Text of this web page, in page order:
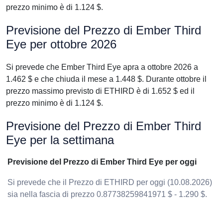
prezzo minimo è di 1.124 $.
Previsione del Prezzo di Ember Third
Eye per ottobre 2026
Si prevede che Ember Third Eye apra a ottobre 2026 a
1.462 $ e che chiuda il mese a 1.448 $. Durante ottobre il
prezzo massimo previsto di ETHIRD è di 1.652 $ ed il
prezzo minimo è di 1.124 $.
Previsione del Prezzo di Ember Third
Eye per la settimana
Previsione del Prezzo di Ember Third Eye per oggi
Si prevede che il Prezzo di ETHIRD per oggi (10.08.2026)
sia nella fascia di prezzo 0.87738259841971 $ - 1.290 $.